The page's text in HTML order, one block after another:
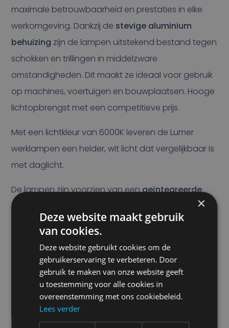
maximale betrouwbaarheid en prestaties in elke
werkomgeving. Dankzij de stevige aluminium
behuizing zijn de lampen uitstekend bestand tegen
schokken en trillingen in middelzware
omstandigheden. Dit maakt ze ideaal voor gebruik
op machines, voertuigen en bouwplaatsen. Hooge
lichtopbrengst met een competitieve prijs.
Met een lichtkleur van 6000K leveren de Lumer
werklampen een helder, wit licht dat vergelijkbaar is
met daglicht.
De lampen zijn voorzien van eengeïntegreerde
Deutsch-connector
, wat zorgt voor een veilige en
waterdichte aansluiting en het installeren
eenvoudig maakt. Bovendien zorgt de
voor een stevige en corrosiebestendige montage,
zelfs onder de zwaarste omstandigheden.
Kortom:Lumer werklampen combineren duurzame
materialen, helder licht en slimme aansluittechniek
×
Deze website maakt gebruik
van cookies.
Deze website gebruikt cookies om de
gebruikerservaring te verbeteren. Door
gebruik te maken van onze website geeft
u toestemming voor alle cookies in
overeenstemming met ons cookiebeleid.
Lees verder